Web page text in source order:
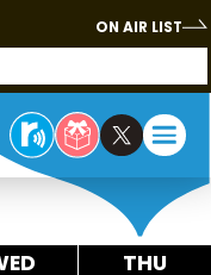
ON AIR LIST